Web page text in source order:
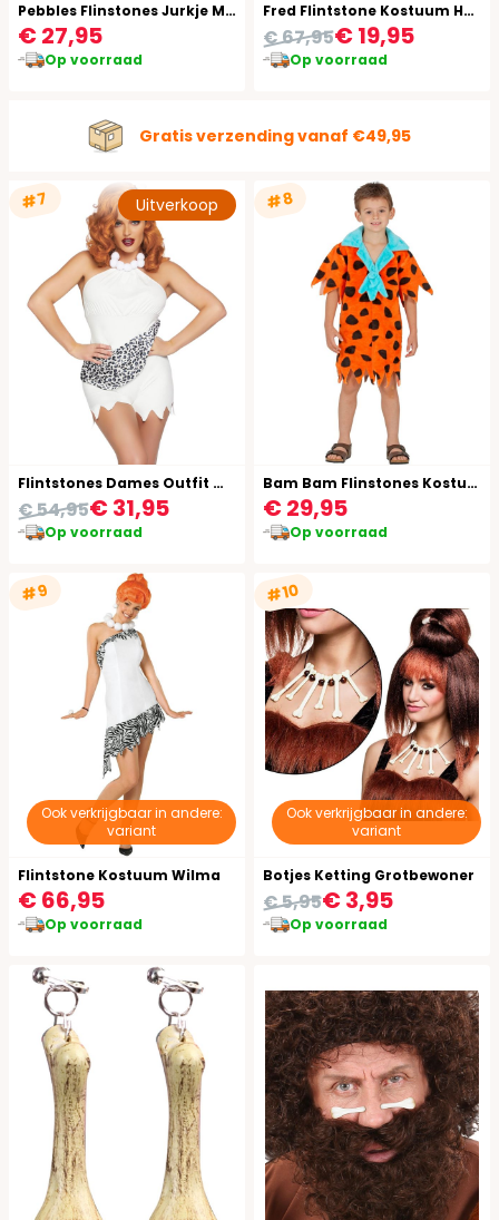
Pebbles Flinstones Jurkje Meisje
€ 27,95
Op voorraad
Fred Flintstone Kostuum Heren
€ 19,95
€ 67,95
Op voorraad
Gratis verzending vanaf €49,95
#7 Uitverkoop
Flintstones Dames Outfit Wilma
€ 31,95
€ 54,95
Op voorraad
#8
Bam Bam Flinstones Kostuum Jongen
€ 29,95
Op voorraad
#9
Ook verkrijgbaar in andere:
variant
Flintstone Kostuum Wilma
€ 66,95
Op voorraad
#10
Ook verkrijgbaar in andere:
variant
Botjes Ketting Grotbewoner
€ 3,95
€ 5,95
Op voorraad